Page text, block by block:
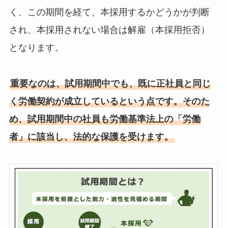
く、この期間を経て、本採用するかどうかが判断
され、本採用されない場合は解雇（本採用拒否）
となります。
重要なのは、試用期間中でも、既に正社員と同じ
く労働契約が成立しているという点です。そのた
め、試用期間中の社員も労働基準法上の「労働
者」に該当し、法的な保護を受けます。